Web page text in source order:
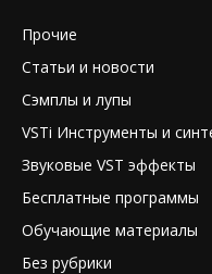
Прочие
Статьи и новости
Сэмплы и лупы
VSTi Инструменты и
Звуковые VST эффекты
Бесплатные программы
Обучающие материалы
Без рубрики